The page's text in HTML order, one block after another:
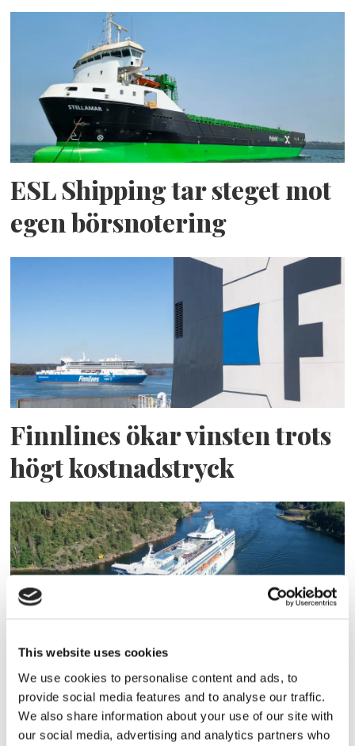
This website uses cookies
We use cookies to personalise content and ads, to
provide social media features and to analyse our traffic.
We also share information about your use of our site with
our social media, advertising and analytics partners who
ESL Shipping tar steget mot
egen börsnotering
Finnlines ökar vinsten trots
högt kostnadstryck
Tallink lyfter halvåret trots
pressade kostnader